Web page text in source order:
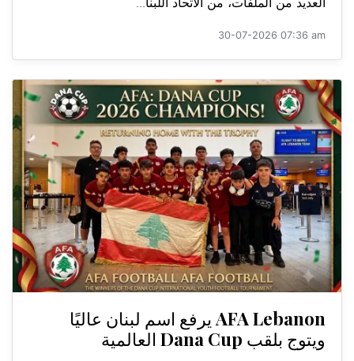
30-07-2026 07:36 am
AFA Lebanon يرفع اسم لبنان عاليًا
ويتوج بلقب Dana Cup العالمية